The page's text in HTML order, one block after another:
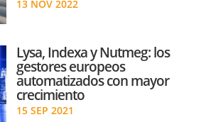
13 NOV 2022
Lysa, Indexa y Nutmeg: los
gestores europeos
automatizados con mayor
crecimiento
15 SEP 2021